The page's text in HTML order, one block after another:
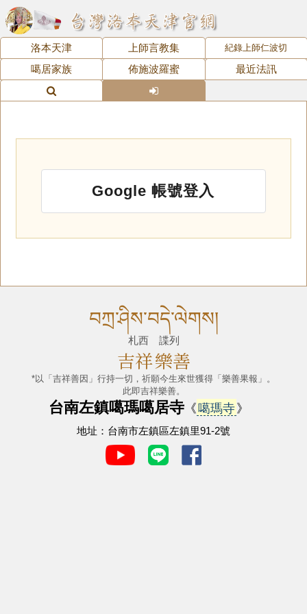
洛本天津 上師言教集 紀錄上師仁波切
噶居家族 佈施波羅蜜 最近法訊
Google 帳號登入
བཀྲ་ཤིས་བདེ་ལེགས།
札西 諜列
吉祥樂善
*以「吉祥善因」行持一切，祈願今生來世獲得「樂善果報」。
此即吉祥樂善。
台南左鎮噶瑪噶居寺《噶瑪寺 》
地址：台南市左鎮區左鎮里91-2號